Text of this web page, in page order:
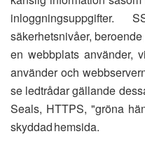
säkerhetsnivåer,
en webbplats använder,
använder och
se ledtrådar gällande
Seals, HTTPS, "gröna
skyddad hemsida.